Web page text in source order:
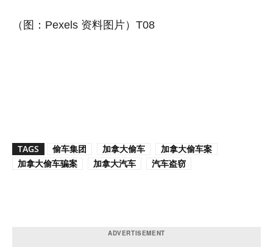
（图：Pexels 资料图片）T08
TAGS 偷车集团 加拿大偷车
加拿大偷车案
加拿大偷车骗案
加拿大汽车 汽车盗窃